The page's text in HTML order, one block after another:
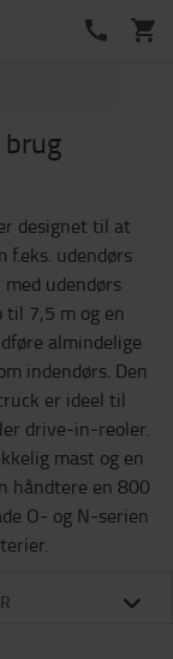
designet til at
f.eks. udendørs
udendørs
til 7,5 m og en
almindelige
indendørs. Den
er ideel til
drive-in-reoler.
mast og en
håndtere en 800
O- og N-serien